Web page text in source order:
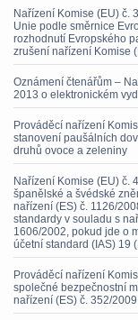
Nařízení Komise (EU) č.
Unie podle směrnice
rozhodnutí Evropského
zrušení nařízení Komise
Oznámení čtenářům –
2013 o elektronickém
Prováděcí nařízení
stanovení paušálních
druhů ovoce a zeleniny
Nařízení Komise (EU) č.
španělské a švédské
nařízení (ES) č. 1126/
standardy v souladu s
1606/2002, pokud jde o
účetní standard (IAS) 19
Prováděcí nařízení
společné bezpečnostní
nařízení (ES) č. 352/